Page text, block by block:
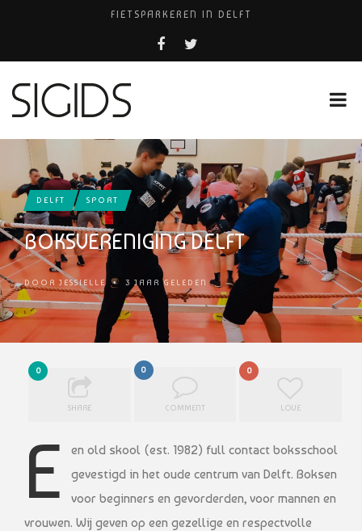
FIETSPARKEREN IN DELFT
FIETS KWIJT IN TILBURG?
USED PRODUCTS LEIDEN
DELFT SPORT
BOKSVERENIGING DELFT
DOOR JESSIELLE • 3 JAAR GELEDEN
0
SHARE
0
COMMENT
0
LOVE
E
en old skool (est. 1982) full contact boksschool
gevestigd in het oude centrum van Delft. Boksen
voor beginners en gevorderden, voor mannen en
vrouwen. Wij geven op een gezellige en respectvolle